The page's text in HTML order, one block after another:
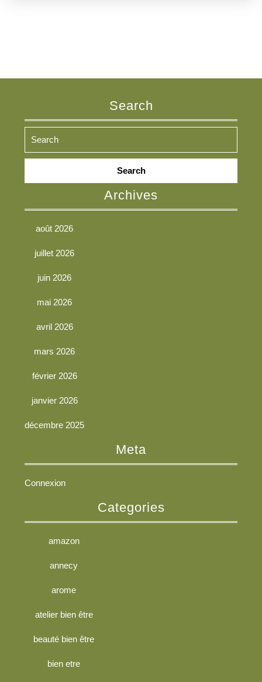
Search
Search
Archives
août 2026
juillet 2026
juin 2026
mai 2026
avril 2026
mars 2026
février 2026
janvier 2026
décembre 2025
Meta
Connexion
Categories
amazon
annecy
arome
atelier bien être
beauté bien être
bien etre